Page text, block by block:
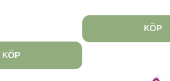
KÖP
KÖP